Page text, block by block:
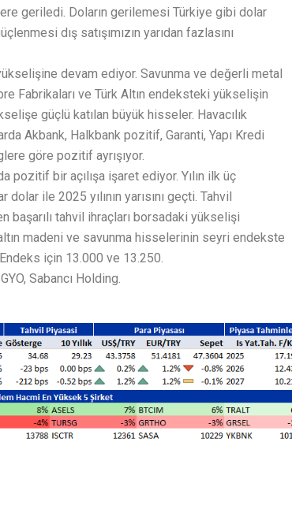
geriledi. Doların gerilemesi Türkiye gibi dolar
dış satışımızın yarıdan fazlasını
devam ediyor. Savunma ve değerli metal
Fabrikaları ve Türk Altın endeksteki yükselişin
güçlü katılan büyük hisseler. Havacılık
Akbank, Halkbank pozitif, Garanti, Yapı Kredi
göre pozitif ayrışıyor.
pozitif bir açılışa işaret ediyor. Yılın ilk üç
ile 2025 yılının yarısını geçti. Tahvil
tahvil ihraçları borsadaki yükselişi
madeni ve savunma hisselerinin seyri endekste
için 13.000 ve 13.250.
Sabancı Holding.